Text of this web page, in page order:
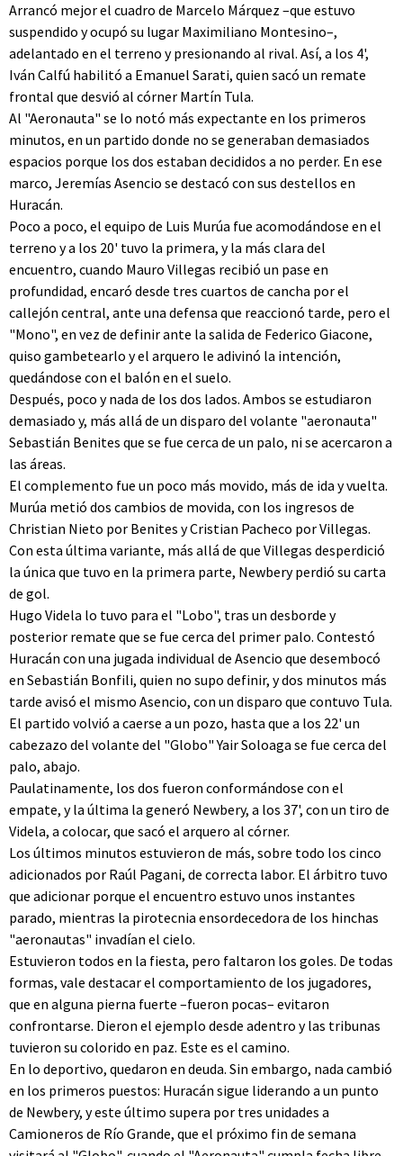
Arrancó mejor el cuadro de Marcelo Márquez –que estuvo
suspendido y ocupó su lugar Maximiliano Montesino–,
adelantado en el terreno y presionando al rival. Así, a los 4',
Iván Calfú habilitó a Emanuel Sarati, quien sacó un remate
frontal que desvió al córner Martín Tula.
Al "Aeronauta" se lo notó más expectante en los primeros
minutos, en un partido donde no se generaban demasiados
espacios porque los dos estaban decididos a no perder. En ese
marco, Jeremías Asencio se destacó con sus destellos en
Huracán.
Poco a poco, el equipo de Luis Murúa fue acomodándose en el
terreno y a los 20' tuvo la primera, y la más clara del
encuentro, cuando Mauro Villegas recibió un pase en
profundidad, encaró desde tres cuartos de cancha por el
callejón central, ante una defensa que reaccionó tarde, pero el
"Mono", en vez de definir ante la salida de Federico Giacone,
quiso gambetearlo y el arquero le adivinó la intención,
quedándose con el balón en el suelo.
Después, poco y nada de los dos lados. Ambos se estudiaron
demasiado y, más allá de un disparo del volante "aeronauta"
Sebastián Benites que se fue cerca de un palo, ni se acercaron a
las áreas.
El complemento fue un poco más movido, más de ida y vuelta.
Murúa metió dos cambios de movida, con los ingresos de
Christian Nieto por Benites y Cristian Pacheco por Villegas.
Con esta última variante, más allá de que Villegas desperdició
la única que tuvo en la primera parte, Newbery perdió su carta
de gol.
Hugo Videla lo tuvo para el "Lobo", tras un desborde y
posterior remate que se fue cerca del primer palo. Contestó
Huracán con una jugada individual de Asencio que desembocó
en Sebastián Bonfili, quien no supo definir, y dos minutos más
tarde avisó el mismo Asencio, con un disparo que contuvo Tula.
El partido volvió a caerse a un pozo, hasta que a los 22' un
cabezazo del volante del "Globo" Yair Soloaga se fue cerca del
palo, abajo.
Paulatinamente, los dos fueron conformándose con el
empate, y la última la generó Newbery, a los 37', con un tiro de
Videla, a colocar, que sacó el arquero al córner.
Los últimos minutos estuvieron de más, sobre todo los cinco
adicionados por Raúl Pagani, de correcta labor. El árbitro tuvo
que adicionar porque el encuentro estuvo unos instantes
parado, mientras la pirotecnia ensordecedora de los hinchas
"aeronautas" invadían el cielo.
Estuvieron todos en la fiesta, pero faltaron los goles. De todas
formas, vale destacar el comportamiento de los jugadores,
que en alguna pierna fuerte –fueron pocas– evitaron
confrontarse. Dieron el ejemplo desde adentro y las tribunas
tuvieron su colorido en paz. Este es el camino.
En lo deportivo, quedaron en deuda. Sin embargo, nada cambió
en los primeros puestos: Huracán sigue liderando a un punto
de Newbery, y este último supera por tres unidades a
Camioneros de Río Grande, que el próximo fin de semana